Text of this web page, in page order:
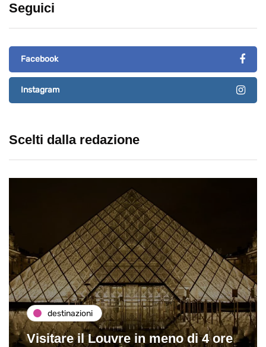
Seguici
Facebook
Instagram
Scelti dalla redazione
destinazioni
Visitare il Louvre in meno di 4 ore